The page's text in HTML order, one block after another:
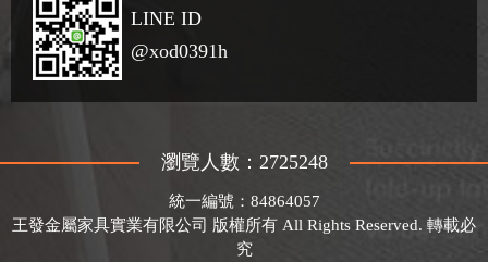
LINE ID
@xod0391h
瀏覽人數：2725248
統一編號：84864057
王發金屬家具實業有限公司 版權所有 All Rights Reserved. 轉載必
究